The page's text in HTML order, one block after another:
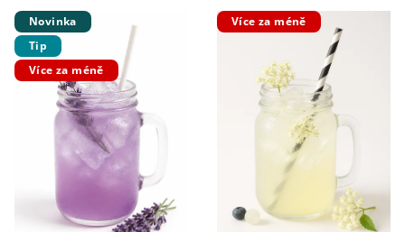
Novinka
Tip
Více za méně
Více za méně